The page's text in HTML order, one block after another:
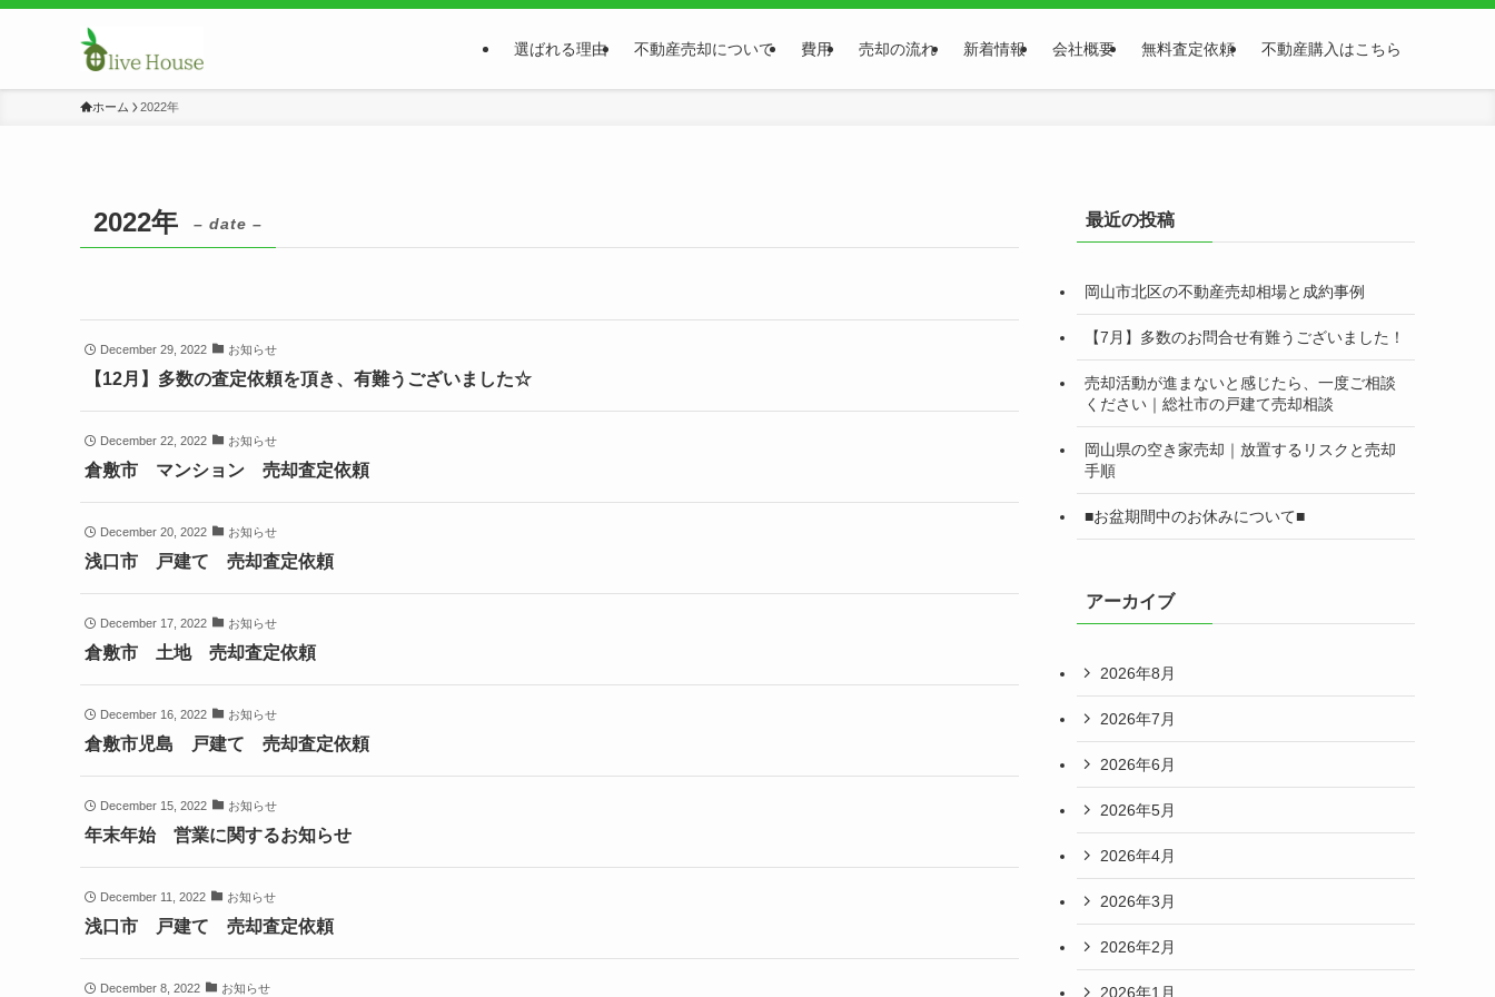
選ばれる理由 不動産売却について 費用 売却の流れ 新着情報 会社概要 無料査定依頼 不動産購入はこちら
ホーム 2022年
2022年 – date –
December 29, 2022 お知らせ
【12月】多数の査定依頼を頂き、有難うございました☆
December 22, 2022 お知らせ
倉敷市 マンション 売却査定依頼
December 20, 2022 お知らせ
浅口市 戸建て 売却査定依頼
December 17, 2022 お知らせ
倉敷市 土地 売却査定依頼
December 16, 2022 お知らせ
倉敷市児島 戸建て 売却査定依頼
December 15, 2022 お知らせ
年末年始 営業に関するお知らせ
December 11, 2022 お知らせ
浅口市 戸建て 売却査定依頼
December 8, 2022 お知らせ
最近の投稿
岡山市北区の不動産売却相場と成約事例
【7月】多数のお問合せ有難うございました！
売却活動が進まないと感じたら、一度ご相談
ください｜総社市の戸建て売却相談
岡山県の空き家売却｜放置するリスクと売却
手順
■お盆期間中のお休みについて■
アーカイブ
2026年8月
2026年7月
2026年6月
2026年5月
2026年4月
2026年3月
2026年2月
2026年1月